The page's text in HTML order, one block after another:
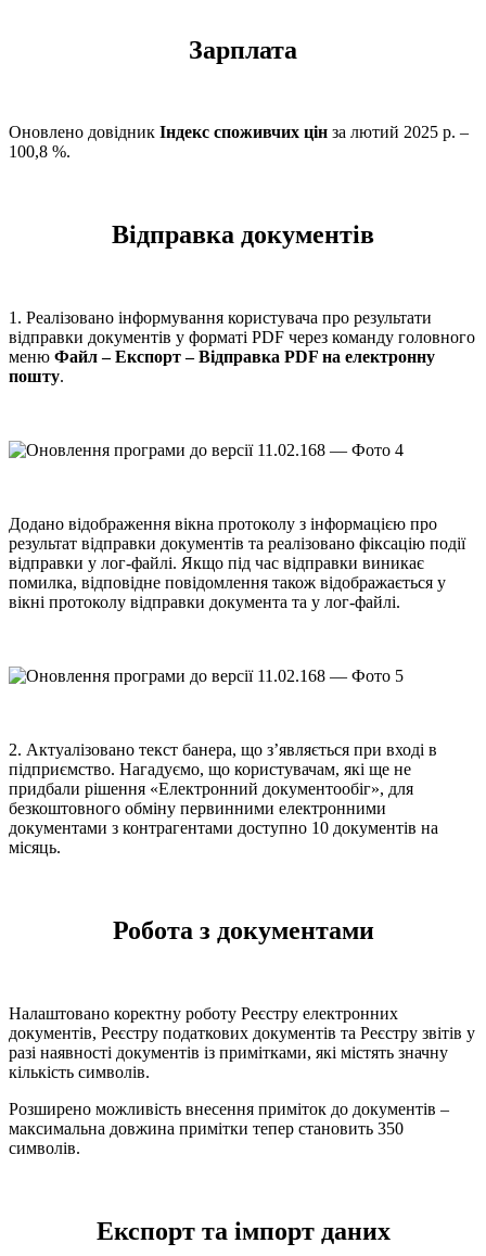
Зарплата
Оновлено довідник Індекс споживчих цін за лютий 2025 р. –
100,8 %.
Відправка документів
1. Реалізовано інформування користувача про результати
відправки документів у форматі PDF через команду головного
меню Файл – Експорт – Відправка PDF на електронну
пошту.
Додано відображення вікна протоколу з інформацією про
результат відправки документів та реалізовано фіксацію події
відправки у лог-файлі. Якщо під час відправки виникає
помилка, відповідне повідомлення також відображається у
вікні протоколу відправки документа та у лог-файлі.
2. Актуалізовано текст банера, що з’являється при вході в
підприємство. Нагадуємо, що користувачам, які ще не
придбали рішення «Електронний документообіг», для
безкоштовного обміну первинними електронними
документами з контрагентами доступно 10 документів на
місяць.
Робота з документами
Налаштовано коректну роботу Реєстру електронних
документів, Реєстру податкових документів та Реєстру звітів у
разі наявності документів із примітками, які містять значну
кількість символів.
Розширено можливість внесення приміток до документів –
максимальна довжина примітки тепер становить 350
символів.
Експорт та імпорт даних